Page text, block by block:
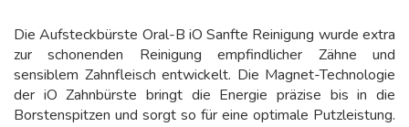
Die Aufsteckbürste Oral-B iO Sanfte Reinigung wurde extra
zur schonenden Reinigung empfindlicher Zähne und
sensiblem Zahnfleisch entwickelt. Die Magnet-Technologie
der iO Zahnbürste bringt die Energie präzise bis in die
Borstenspitzen und sorgt so für eine optimale Putzleistung.